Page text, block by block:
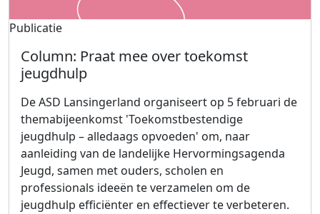
Publicatie
Column: Praat mee over toekomst
jeugdhulp
De ASD Lansingerland organiseert op 5 februari de
themabijeenkomst 'Toekomstbestendige
jeugdhulp – alledaags opvoeden' om, naar
aanleiding van de landelijke Hervormingsagenda
Jeugd, samen met ouders, scholen en
professionals ideeën te verzamelen om de
jeugdhulp efficiënter en effectiever te verbeteren.